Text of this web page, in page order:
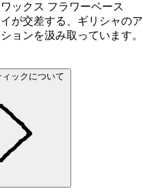
ックス フラワーベース
が交差する、ギリシャのア
ョンを汲み取っています。
ックについて